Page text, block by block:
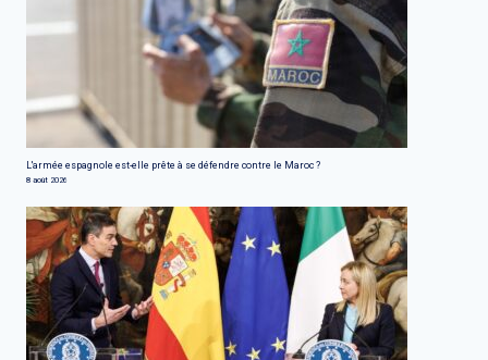
L'armée espagnole est-elle prête à se défendre contre le Maroc ?
8 août 2026